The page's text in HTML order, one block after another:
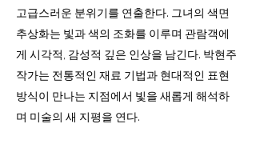
고급스러운 분위기를 연출한다. 그녀의 색면
추상화는 빛과 색의 조화를 이루며 관람객에
게 시각적, 감성적 깊은 인상을 남긴다. 박현주
작가는 전통적인 재료 기법과 현대적인 표현
방식이 만나는 지점에서 빛을 새롭게 해석하
며 미술의 새 지평을 연다.